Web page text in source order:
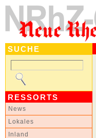
SUCHE
RESSORTS
News
Lokales
Inland